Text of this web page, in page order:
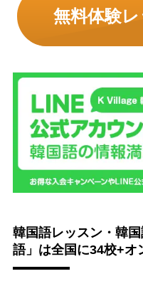
無料体験
韓国語レッスン・韓
語」は全国に34校+オ